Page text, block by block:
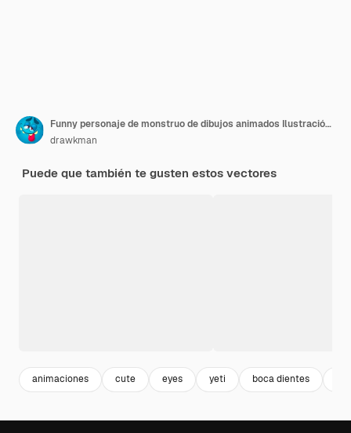
Funny personaje de monstruo de dibujos animados Ilustración de criatura linda y feliz o alienígena Diseño vectorial de Halloween aislado
drawkman
Puede que también te gusten estos vectores
animaciones cute eyes yeti boca dientes